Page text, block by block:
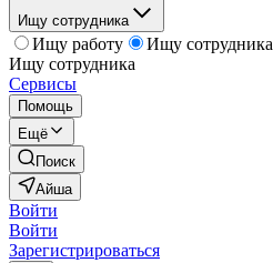
Ищу сотрудника
Ищу работу
Ищу сотрудника
Ищу сотрудника
Сервисы
Помощь
Ещё
Поиск
Айша
Войти
Войти
Зарегистрироваться